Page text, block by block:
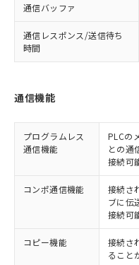
通信バッファ
通信レスポンス/送信待ち
時間
通信機能
プログラムレス
通信機能
PLCの
との通
接続可
コンポ通信機能
接続さ
ブに伝
接続可
コピー機能
接続さ
ること